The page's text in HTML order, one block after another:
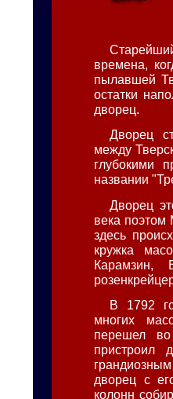
времена,
пылавшей
остатки
дворец.
Дворец
между
глубокими
названии
Дворец
века
здесь
кружка
Карамзин,
В 1792
многих
перешел
пристроил
дворец с
колонн